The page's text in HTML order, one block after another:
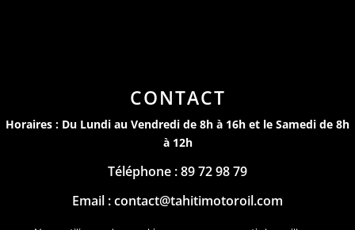
CONTACT
Horaires : Du Lundi au Vendredi de 8h à 16h et le Samedi de 8h
à 12h
Téléphone : 89 72 98 79
Email : contact@tahitimotoroil.com